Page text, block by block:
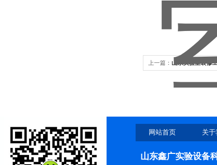
上一篇： 山东实验室装修
网站首页 关
山东鑫广实验设备